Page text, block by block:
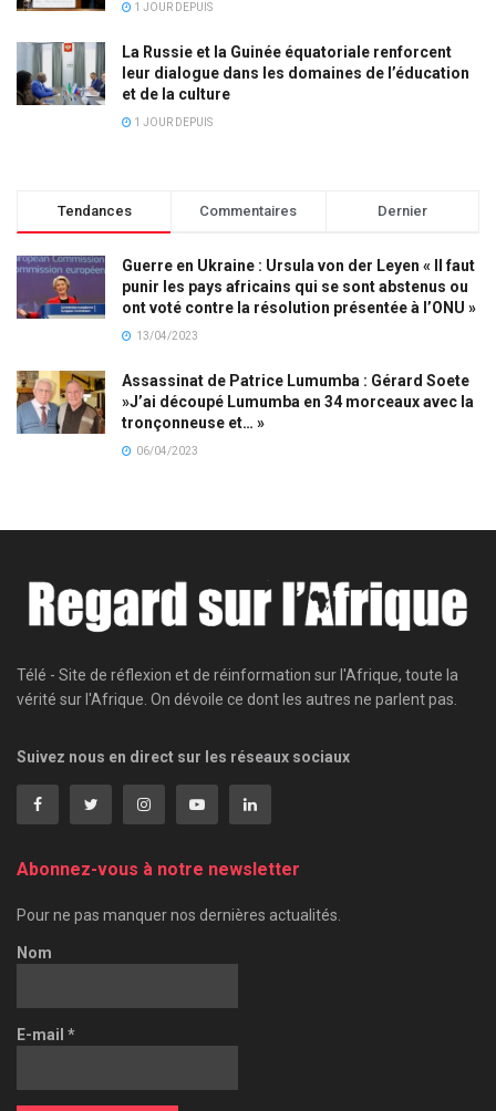
1 JOUR DEPUIS
La Russie et la Guinée équatoriale renforcent
leur dialogue dans les domaines de l’éducation
et de la culture
1 JOUR DEPUIS
Tendances Commentaires Dernier
Guerre en Ukraine : Ursula von der Leyen « Il faut
punir les pays africains qui se sont abstenus ou
ont voté contre la résolution présentée à l’ONU »
13/04/2023
Assassinat de Patrice Lumumba : Gérard Soete
»J’ai découpé Lumumba en 34 morceaux avec la
tronçonneuse et… »
06/04/2023
Télé - Site de réflexion et de réinformation sur l'Afrique, toute la
vérité sur l'Afrique. On dévoile ce dont les autres ne parlent pas.
Suivez nous en direct sur les réseaux sociaux
Abonnez-vous à notre newsletter
Pour ne pas manquer nos dernières actualités.
Nom
E-mail *